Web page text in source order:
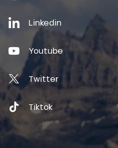
Linkedin
Youtube
Twitter
Tiktok